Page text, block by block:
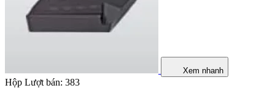
Xem nhanh
Hộp Lượt bán: 383